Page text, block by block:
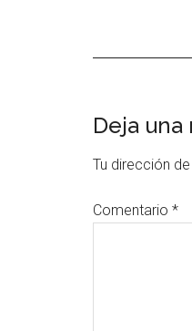
con
Deja una
Tu dirección
Comentario *